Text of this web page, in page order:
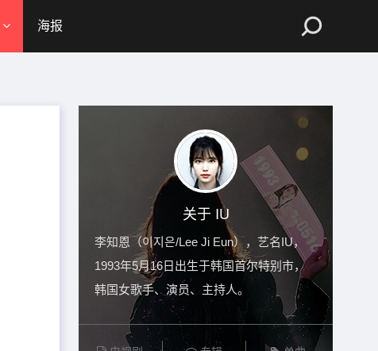
海报
关于 IU
李知恩（이지은/Lee Ji Eun），艺名IU，
1993年5月16日出生于韩国首尔特别市，
韩国女歌手、演员、主持人。